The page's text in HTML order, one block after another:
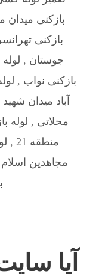
بازکنی میدان
بازکنی
جوستان ,
بازکنی نواب ,
آباد میدان
محلاتی , لوله
منطقه 21
,
مجاهدین اسلام
آیا